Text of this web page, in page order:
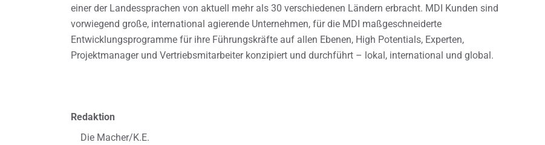
einer der Landessprachen von aktuell mehr als 30 verschiedenen Ländern erbracht. MDI Kunden sind
vorwiegend große, international agierende Unternehmen, für die MDI maßgeschneiderte
Entwicklungsprogramme für ihre Führungskräfte auf allen Ebenen, High Potentials, Experten,
Projektmanager und Vertriebsmitarbeiter konzipiert und durchführt – lokal, international und global.
Redaktion
Die Macher/K.E.